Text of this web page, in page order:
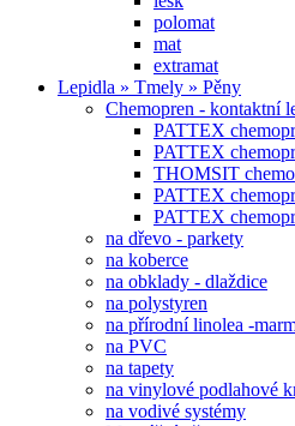
polomat
mat
extramat
Lepidla » Tmely » Pěny
Chemopren - kontaktní
PATTEX
PATTEX
THOMSIT
PATTEX
PATTEX
na dřevo - parkety
na koberce
na obklady - dlaždice
na polystyren
na přírodní linolea -
na PVC
na tapety
na vinylové podlahové
na vodivé systémy